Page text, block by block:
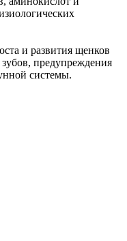
и развития щенков
предупреждения
системы.